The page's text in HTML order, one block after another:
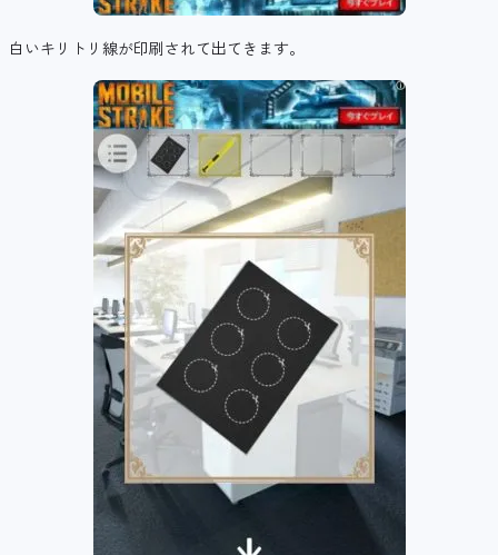
白いキリトリ線が印刷されて出てきます。